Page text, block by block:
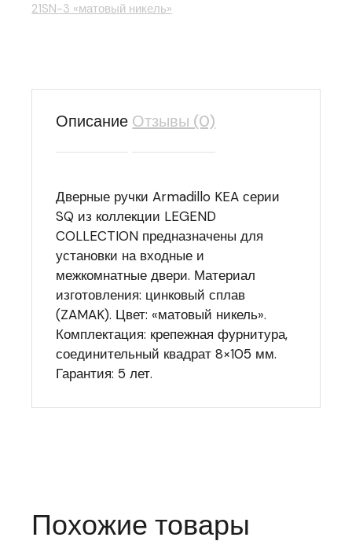
21SN-3 «матовый никель»
Описание Отзывы (0)
Дверные ручки Armadillo KEA серии
SQ из коллекции LEGEND
COLLECTION предназначены для
установки на входные и
межкомнатные двери. Материал
изготовления: цинковый сплав
(ZAMAK). Цвет: «матовый никель».
Комплектация: крепежная фурнитура,
соединительный квадрат 8×105 мм.
Гарантия: 5 лет.
Похожие товары